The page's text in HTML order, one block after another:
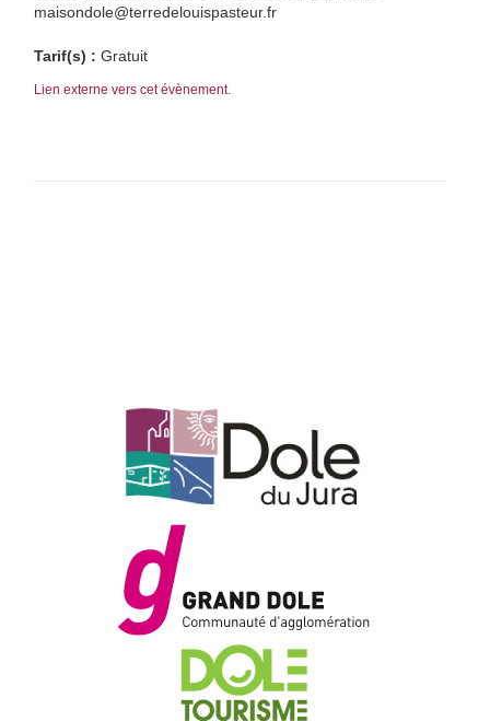
maisondole@terredelouispasteur.fr
Tarif(s) : Gratuit
Lien externe vers cet évènement.